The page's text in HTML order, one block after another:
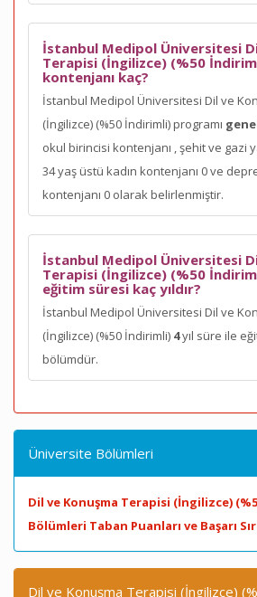
İstanbul Medipol Üniversitesi
Terapisi (İngilizce) (%50
kontenjanı kaç?
İstanbul Medipol Üniversitesi Dil ve
(İngilizce) (%50 İndirimli) programı
okul birincisi kontenjanı , şehit ve gazi
34 yaş üstü kadın kontenjanı 0 ve
kontenjanı 0 olarak belirlenmiştir.
İstanbul Medipol Üniversitesi
Terapisi (İngilizce) (%50
eğitim süresi kaç yıldır?
İstanbul Medipol Üniversitesi Dil ve
(İngilizce) (%50 İndirimli) 4yıl süre ile
bölümdür.
Üniversite Bölümleri
Dil ve Konuşma Terapisi (İngilizce)
Bölümleri Taban Puanları ve Başarı
Dil ve Konuşma Terapisi (İngilizce)